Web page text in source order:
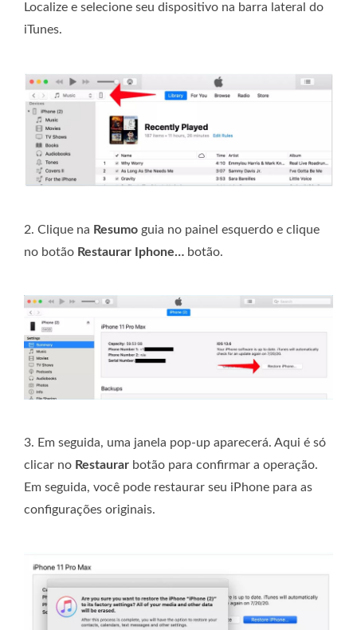
Localize e selecione seu dispositivo na barra lateral do
iTunes.
2. Clique na Resumo guia no painel esquerdo e clique
no botão Restaurar Iphone… botão.
3. Em seguida, uma janela pop-up aparecerá. Aqui é só
clicar no Restaurar botão para confirmar a operação.
Em seguida, você pode restaurar seu iPhone para as
configurações originais.